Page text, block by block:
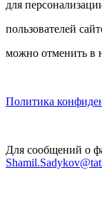
для
пользователей
можно отменить в
Политика
Для сообщений о